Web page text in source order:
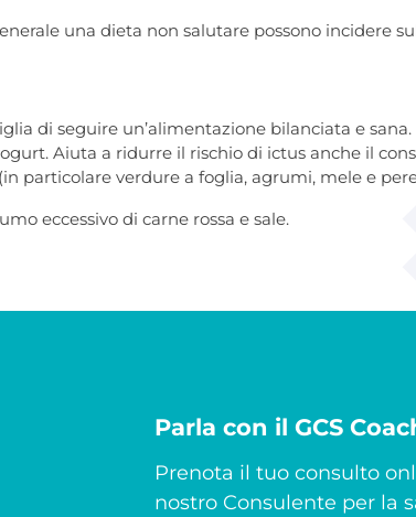
una dieta non salutare possono incidere
di seguire un’alimentazione bilanciata e
Aiuta a ridurre il rischio di ictus anche il
particolare verdure a foglia, agrumi, mele e
eccessivo di carne rossa e sale.
Parla con il GCS
Prenota il tuo consulto
nostro Consulente per la